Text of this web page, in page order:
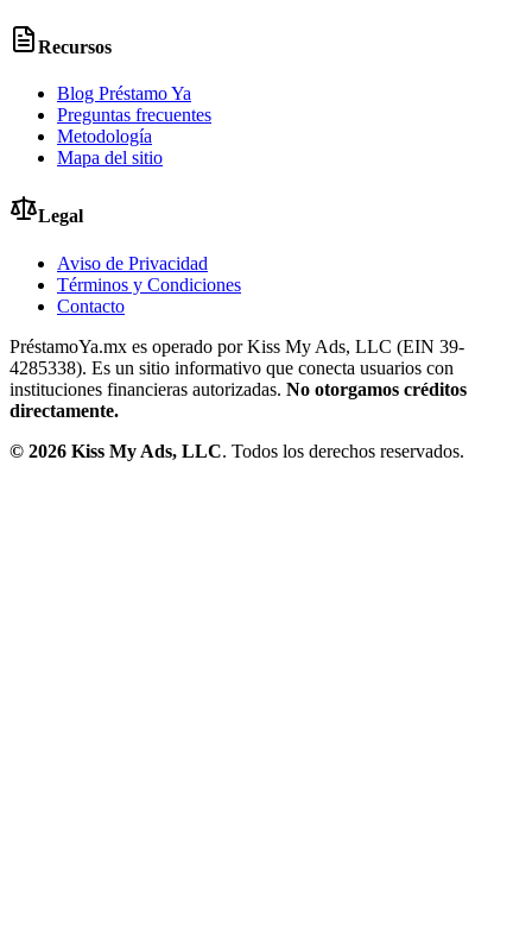
Recursos
Blog Préstamo Ya
Preguntas frecuentes
Metodología
Mapa del sitio
Legal
Aviso de Privacidad
Términos y Condiciones
Contacto
PréstamoYa.mx es operado por Kiss My Ads, LLC (EIN 39-
4285338). Es un sitio informativo que conecta usuarios con
instituciones financieras autorizadas. No otorgamos créditos
directamente.
© 2026 Kiss My Ads, LLC. Todos los derechos reservados.